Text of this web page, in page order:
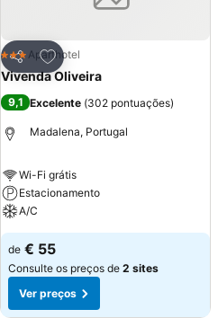
Partilhar
Adicionar aos favoritos
3 EstrelasAparthotel
Vivenda Oliveira
9,1 Excelente (302 pontuações)
Madalena, Portugal
Wi-Fi grátis
Estacionamento
A/C
de € 55
Consulte os preços de 2 sites
Ver preços